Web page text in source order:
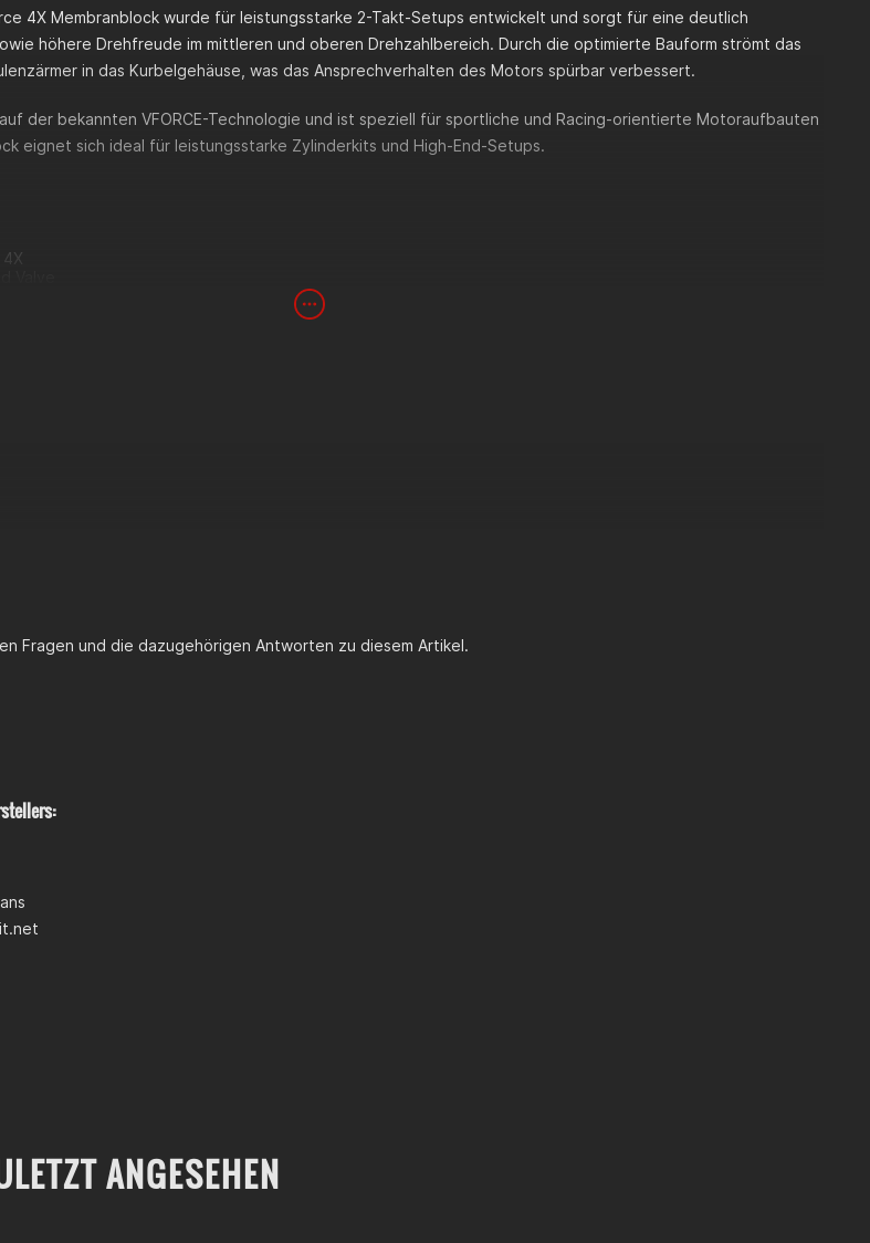
4X Membranblock wurde für leistungsstarke 2-Takt-Setups entwickelt und sorgt für eine deutlich
höhere Drehfreude im mittleren und oberen Drehzahlbereich. Durch die optimierte Bauform strömt das
in das Kurbelgehäuse, was das Ansprechverhalten des Motors spürbar verbessert.
der bekannten VFORCE-Technologie und ist speziell für sportliche und Racing-orientierte Motoraufbauten
eignet sich ideal für leistungsstarke Zylinderkits und High-End-Setups.
Fragen und die dazugehörigen Antworten zu diesem Artikel.
ANGESEHEN